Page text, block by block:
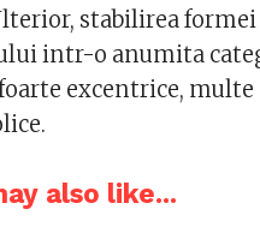
stabilirea
intr-o anumita
excentrice,
also like...